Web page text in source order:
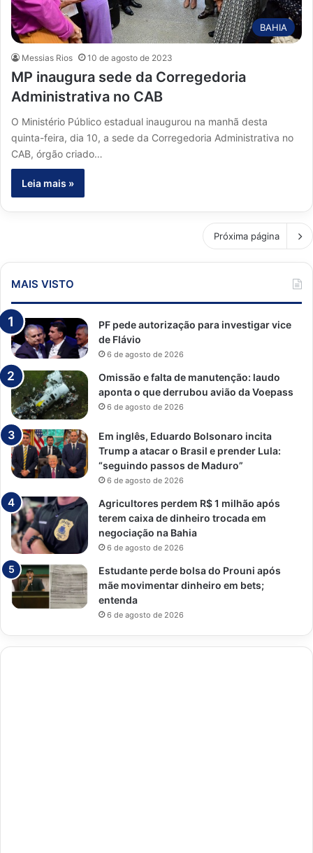
BAHIA
Messias Rios 10 de agosto de 2023
MP inaugura sede da Corregedoria
Administrativa no CAB
O Ministério Público estadual inaugurou na manhã desta
quinta-feira, dia 10, a sede da Corregedoria Administrativa no
CAB, órgão criado…
Leia mais »
Próxima página
MAIS VISTO
PF pede autorização para investigar vice
de Flávio
6 de agosto de 2026
Omissão e falta de manutenção: laudo
aponta o que derrubou avião da Voepass
6 de agosto de 2026
Em inglês, Eduardo Bolsonaro incita
Trump a atacar o Brasil e prender Lula:
“seguindo passos de Maduro”
6 de agosto de 2026
Agricultores perdem R$ 1 milhão após
terem caixa de dinheiro trocada em
negociação na Bahia
6 de agosto de 2026
Estudante perde bolsa do Prouni após
mãe movimentar dinheiro em bets;
entenda
6 de agosto de 2026